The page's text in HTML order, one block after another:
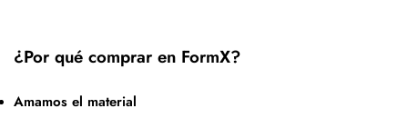
¿Por qué comprar en FormX?
Amamos el material